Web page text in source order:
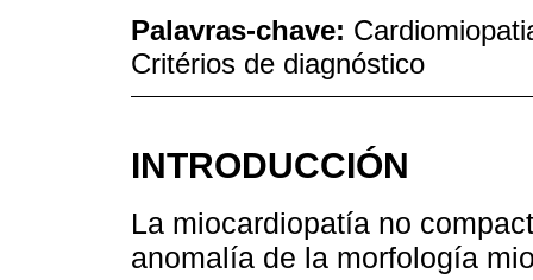
Palavras-chave:
Critérios de diagnóstico
INTRODUCCIÓN
La miocardiopatía no
anomalía de la morfología